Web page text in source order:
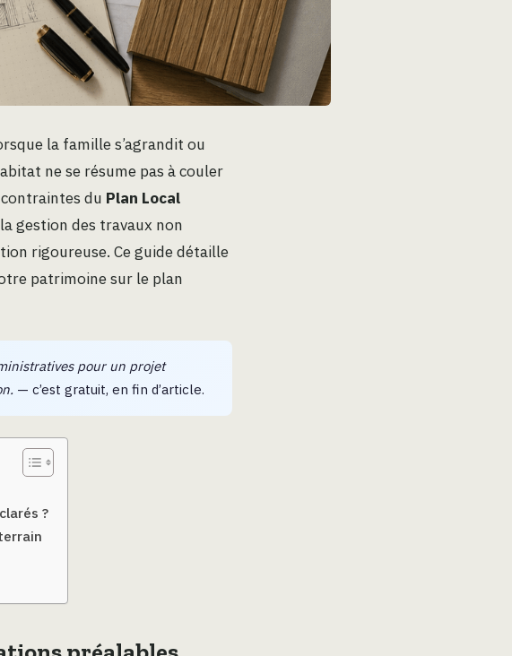
la famille s’agrandit ou
ne se résume pas à couler
du Plan Local
gestion des travaux non
rigoureuse. Ce guide détaille
patrimoine sur le plan
pour un projet
— c’est gratuit, en fin d’article.
?